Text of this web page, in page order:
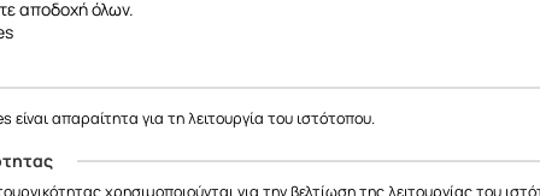
ανταλλακτικό που θέλετε μπορείτε να
μιλήσετε με εξειδικευμένο συνεργάτη
αποδοχή όλων.
είναι απαραίτητα για τη λειτουργία του ιστότοπου.
χρησιμοποιούνται για την βελτίωση της λειτουργίας του
να σας ενημερώσουμε ότι η επιχείρησή μας θα παραμείνει κλειστή
έως και 18/08, λόγω καλοκαιρινών διακοπών.
Θα είμαστε ξανά κοντά σας από19/08.